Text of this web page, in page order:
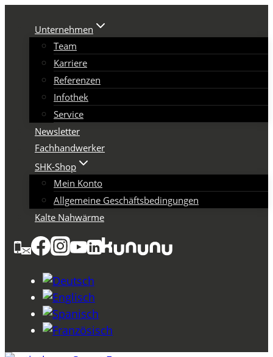
springen
Unternehmen
Team
Karriere
Referenzen
Infothek
Service
Newsletter
Fachhandwerker
SHK-Shop
Mein Konto
Allgemeine Geschäftsbedingungen
Kalte Nahwärme